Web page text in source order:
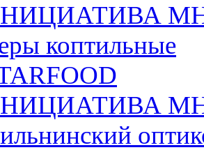
коптильные